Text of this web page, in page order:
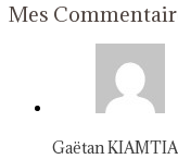
Mes
Gaëtan KIAMTIA